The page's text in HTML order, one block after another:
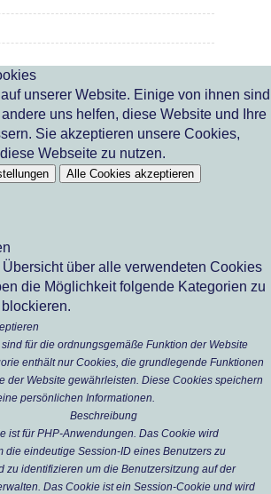
unserer Website. Einige von ihnen sind
uns helfen, diese Website und Ihre
Sie akzeptieren unsere Cookies,
Webseite zu nutzen.
Alle Cookies akzeptieren
über alle verwendeten Cookies
die Möglichkeit folgende Kategorien zu
für die ordnungsgemäße Funktion der Website
enthält nur Cookies, die grundlegende Funktionen
der Website gewährleisten. Diese Cookies speichern
persönlichen Informationen.
Beschreibung
ist für PHP-Anwendungen. Das Cookie wird
die eindeutige Session-ID eines Benutzers zu
zu identifizieren um die Benutzersitzung auf der
Das Cookie ist ein Session-Cookie und wird